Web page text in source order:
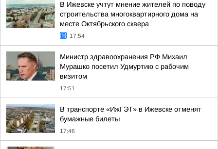
В Ижевске учтут мнение жителей по поводу
строительства многоквартирного дома на
месте Октябрьского сквера
17:54
Министр здравоохранения РФ Михаил
Мурашко посетил Удмуртию с рабочим
визитом
17:51
В транспорте «ИжГЭТ» в Ижевске отменят
бумажные билеты
17:46